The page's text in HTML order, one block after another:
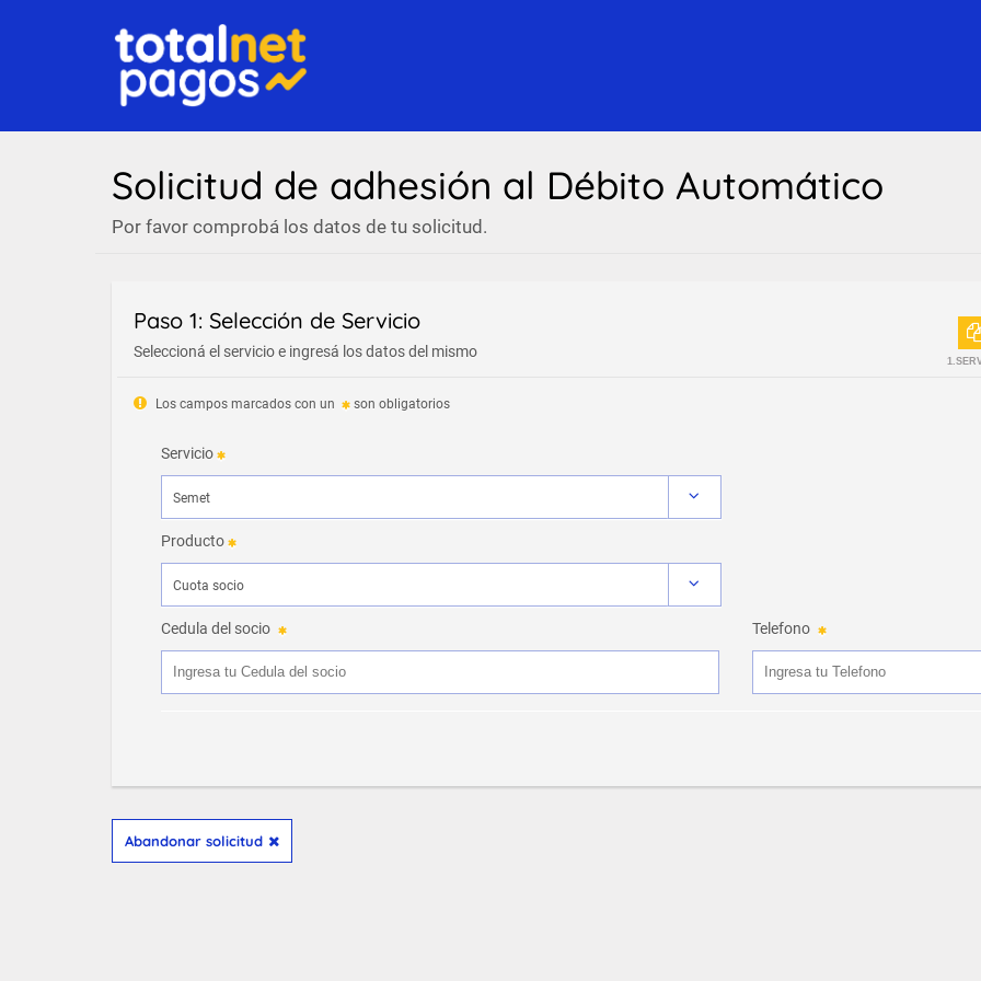
Solicitud de adhesión al Débito Automático
Por favor comprobá los datos de tu solicitud.
Paso 1: Selección de Servicio
Seleccioná el servicio e ingresá los datos del mismo
Los campos marcados con un son obligatorios
Servicio
Producto
Cedula del socio Telefono
Abandonar solicitud